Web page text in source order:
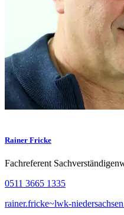
Rainer Fricke
Fachreferent
0511 3665 1335
rainer.fricke~lwk-